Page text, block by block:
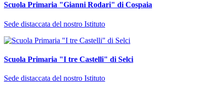
Scuola Primaria "Gianni Rodari" di Cospaia
Sede distaccata del nostro Istituto
Scuola Primaria "I tre Castelli" di Selci
Sede distaccata del nostro Istituto